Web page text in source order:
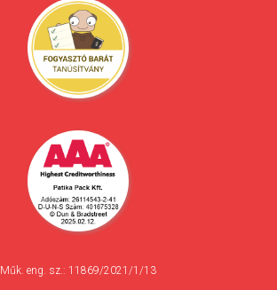
Műk. eng. sz.: 11869/2021/1/13